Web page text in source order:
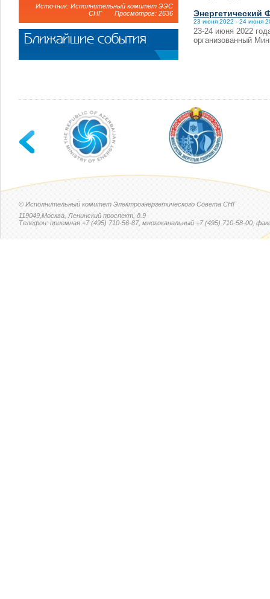
Энергетический
23 июня 2022 - 24 июня
23-24 июня 2022
организованный
Источник: Исполнительный комитет ЭЭС
СНГ Просмотров: 2636
Ближайшие события
© Исполнительный комитет Электроэнергетического Совета СНГ
119049,Москва, Ленинский проспект, д.9
Телефон: приемная +7 (495) 710-56-87, многоканальный +7 (495) 710-58-00,